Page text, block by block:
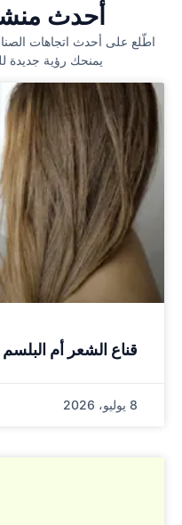
أحدث
اطّلع على أحدث اتجاهات
يمنحك رؤية جديدة
قناع الشعر أم
8 يوليو، 2026